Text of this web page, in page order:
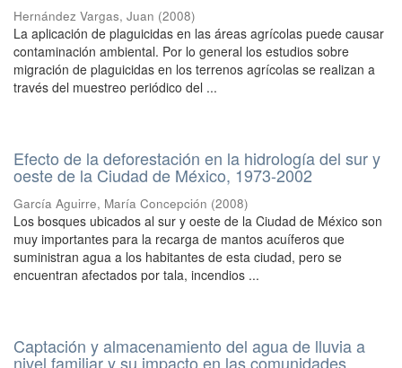
Hernández Vargas, Juan (2008)
La aplicación de plaguicidas en las áreas agrícolas puede causar
contaminación ambiental. Por lo general los estudios sobre
migración de plaguicidas en los terrenos agrícolas se realizan a
través del muestreo periódico del ...
Efecto de la deforestación en la hidrología del sur y
oeste de la Ciudad de México, 1973-2002
García Aguirre, María Concepción (2008)
Los bosques ubicados al sur y oeste de la Ciudad de México son
muy importantes para la recarga de mantos acuíferos que
suministran agua a los habitantes de esta ciudad, pero se
encuentran afectados por tala, incendios ...
Captación y almacenamiento del agua de lluvia a
nivel familiar y su impacto en las comunidades